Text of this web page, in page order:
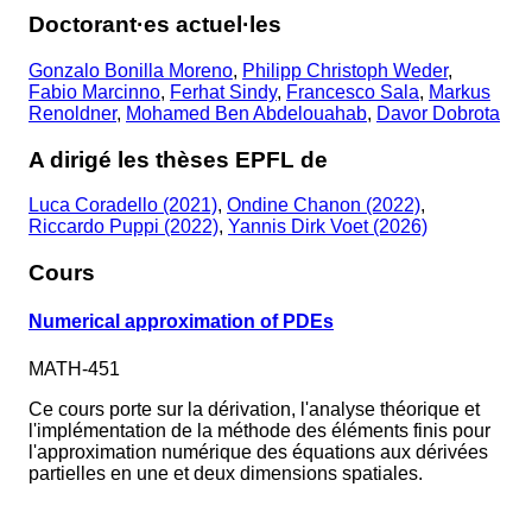
Doctorant·es actuel·les
Gonzalo Bonilla Moreno, Philipp Christoph Weder,
Fabio Marcinno, Ferhat Sindy, Francesco Sala, Markus
Renoldner, Mohamed Ben Abdelouahab, Davor Dobrota
A dirigé les thèses EPFL de
Luca Coradello (2021), Ondine Chanon (2022),
Riccardo Puppi (2022), Yannis Dirk Voet (2026)
Cours
Numerical approximation of PDEs
MATH-451
Ce cours porte sur la dérivation, l'analyse théorique et
l'implémentation de la méthode des éléments finis pour
l'approximation numérique des équations aux dérivées
partielles en une et deux dimensions spatiales.